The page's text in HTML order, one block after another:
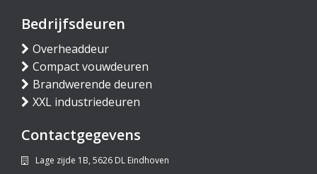
Bedrijfsdeuren
Overheaddeur
Compact vouwdeuren
Brandwerende deuren
XXL industriedeuren
Contactgegevens
Lage zijde 1B, 5626 DL Eindhoven